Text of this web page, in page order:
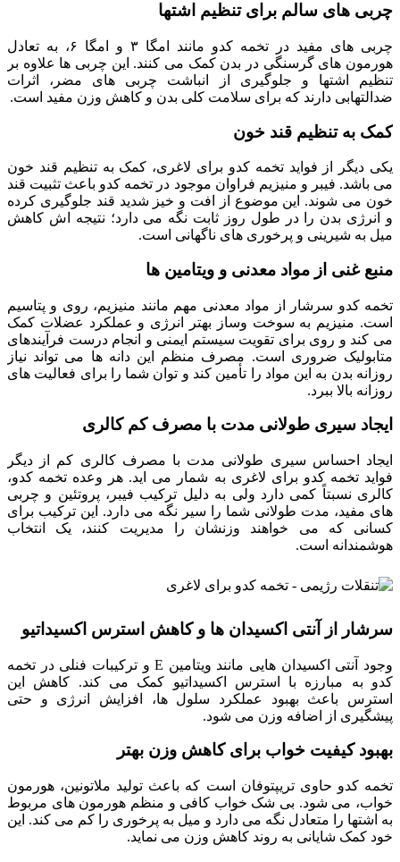
چربی های سالم برای تنظیم اشتها
چربی های مفید در تخمه کدو مانند امگا ۳ و امگا ۶، به تعادل
هورمون های گرسنگی در بدن کمک می کنند. این چربی ها علاوه بر
تنظیم اشتها و جلوگیری از انباشت چربی های مضر، اثرات
ضدالتهابی دارند که برای سلامت کلی بدن و کاهش وزن مفید است.
کمک به تنظیم قند خون
یکی دیگر از فواید تخمه کدو برای لاغری، کمک به تنظیم قند خون
می باشد. فیبر و منیزیم فراوان موجود در تخمه کدو باعث تثبیت قند
خون می شوند. این موضوع از افت و خیز شدید قند جلوگیری کرده
و انرژی بدن را در طول روز ثابت نگه می دارد؛ نتیجه اش کاهش
میل به شیرینی و پرخوری های ناگهانی است.
منبع غنی از مواد معدنی و ویتامین ها
تخمه کدو سرشار از مواد معدنی مهم مانند منیزیم، روی و پتاسیم
است. منیزیم به سوخت وساز بهتر انرژی و عملکرد عضلات کمک
می کند و روی برای تقویت سیستم ایمنی و انجام درست فرآیندهای
متابولیک ضروری است. مصرف منظم این دانه ها می تواند نیاز
روزانه بدن به این مواد را تأمین کند و توان شما را برای فعالیت های
روزانه بالا ببرد.
ایجاد سیری طولانی مدت با مصرف کم کالری
ایجاد احساس سیری طولانی مدت با مصرف کالری کم از دیگر
فواید تخمه کدو برای لاغری به شمار می اید. هر وعده تخمه کدو،
کالری نسبتاً کمی دارد ولی به دلیل ترکیب فیبر، پروتئین و چربی
های مفید، مدت طولانی شما را سیر نگه می دارد. این ترکیب برای
کسانی که می خواهند وزنشان را مدیریت کنند، یک انتخاب
هوشمندانه است.
سرشار از آنتی اکسیدان ها و کاهش استرس اکسیداتیو
وجود آنتی اکسیدان هایی مانند ویتامین E و ترکیبات فنلی در تخمه
کدو به مبارزه با استرس اکسیداتیو کمک می کند. کاهش این
استرس باعث بهبود عملکرد سلول ها، افزایش انرژی و حتی
پیشگیری از اضافه وزن می شود.
بهبود کیفیت خواب برای کاهش وزن بهتر
تخمه کدو حاوی تریپتوفان است که باعث تولید ملاتونین، هورمون
خواب، می شود. بی شک خواب کافی و منظم هورمون های مربوط
به اشتها را متعادل نگه می دارد و میل به پرخوری را کم می کند. این
خود کمک شایانی به روند کاهش وزن می نماید.